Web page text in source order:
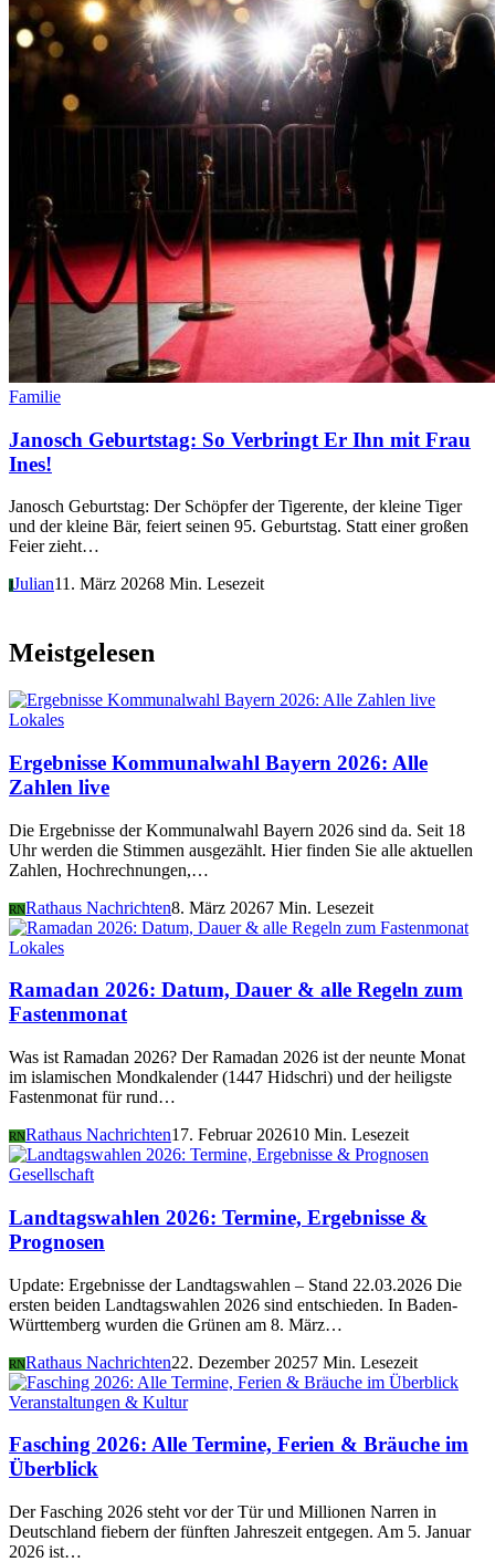
Familie
Janosch Geburtstag: So Verbringt Er Ihn mit Frau
Ines!
Janosch Geburtstag: Der Schöpfer der Tigerente, der kleine Tiger
und der kleine Bär, feiert seinen 95. Geburtstag. Statt einer großen
Feier zieht…
JJulian11. März 20268 Min. Lesezeit
Meistgelesen
Lokales
Ergebnisse Kommunalwahl Bayern 2026: Alle
Zahlen live
Die Ergebnisse der Kommunalwahl Bayern 2026 sind da. Seit 18
Uhr werden die Stimmen ausgezählt. Hier finden Sie alle aktuellen
Zahlen, Hochrechnungen,…
RNRathaus Nachrichten8. März 20267 Min. Lesezeit
Lokales
Ramadan 2026: Datum, Dauer & alle Regeln zum
Fastenmonat
Was ist Ramadan 2026? Der Ramadan 2026 ist der neunte Monat
im islamischen Mondkalender (1447 Hidschri) und der heiligste
Fastenmonat für rund…
RNRathaus Nachrichten17. Februar 202610 Min. Lesezeit
Gesellschaft
Landtagswahlen 2026: Termine, Ergebnisse &
Prognosen
Update: Ergebnisse der Landtagswahlen – Stand 22.03.2026 Die
ersten beiden Landtagswahlen 2026 sind entschieden. In Baden-
Württemberg wurden die Grünen am 8. März…
RNRathaus Nachrichten22. Dezember 20257 Min. Lesezeit
Veranstaltungen & Kultur
Fasching 2026: Alle Termine, Ferien & Bräuche im
Überblick
Der Fasching 2026 steht vor der Tür und Millionen Narren in
Deutschland fiebern der fünften Jahreszeit entgegen. Am 5. Januar
2026 ist…